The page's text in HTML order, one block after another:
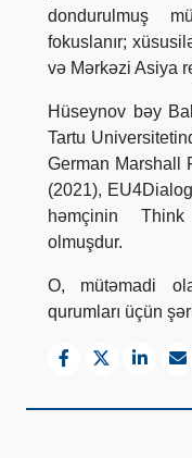
dondurulmuş
fokuslanır;
və Mərkəzi Asiya
Hüseynov bəy
Tartu
German Marshall
(2021),
həmçinin
olmuşdur.
O, mütəmadi
qurumları üçün